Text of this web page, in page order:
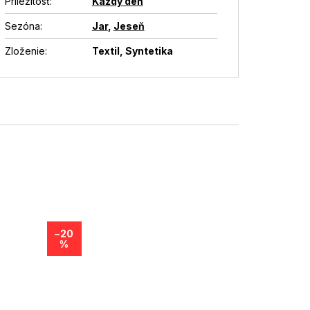
–20
%
Sezóna: Jar, Jeseň
Zloženie: Textil, Syntetika